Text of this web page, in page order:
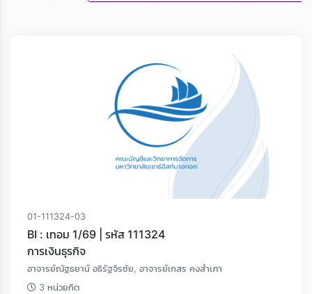
01-111324-03
BI : เทอม 1/69 | รหัส 111324
การเงินธุรกิจ
อาจารย์ณัฐธยาน์ อธิรัฐจิรชัย, อาจารย์เกสร คงสำเภา
3 หน่วยกิต